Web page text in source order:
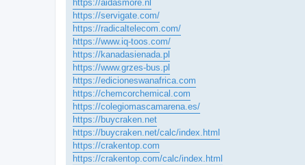
https://aidasmore.nl
https://servigate.com/
https://radicaltelecom.com/
https://www.iq-toos.com/
https://kanadasienada.pl
https://www.grzes-bus.pl
https://edicioneswanafrica.com
https://chemcorchemical.com
https://colegiomascamarena.es/
https://buycraken.net
https://buycraken.net/calc/index.html
https://crakentop.com
https://crakentop.com/calc/index.html